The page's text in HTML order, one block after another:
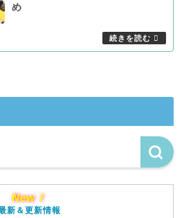
め
New！
新＆更新情報